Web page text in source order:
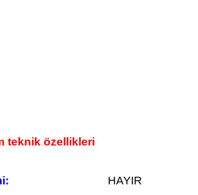
teknik özellikleri
HAYIR